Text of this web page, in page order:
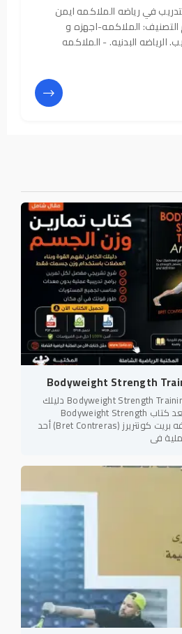
تحميل كتاب Bodyweight Strength Training Anatomy دليلك
بوزن الجسم يُعد كتاب Bodyweight Strength
Training Anatomy لمؤلفه بريت كونتريرز (Bret Contreras) أحد
في
في رياضه الملاكمه ايمن
التصنيف: الملاكمه-اجهزه و
الرياضه البدنيه. - الملاكمه